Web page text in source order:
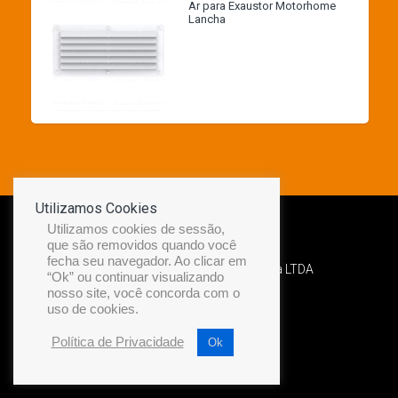
Ar para Exaustor Motorhome
Lancha
Desenvolvido por Diamond Náutica LTDA
Utilizamos Cookies
Utilizamos cookies de sessão,
que são removidos quando você
fecha seu navegador. Ao clicar em
“Ok” ou continuar visualizando
nosso site, você concorda com o
uso de cookies.
Política de Privacidade Ok